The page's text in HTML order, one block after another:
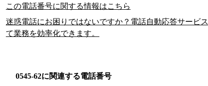
この電話番号に関する情報はこちら
迷惑電話にお困りではないですか？電話自動応答サービ
て業務を効率化できます。
0545-62に関連する電話番号